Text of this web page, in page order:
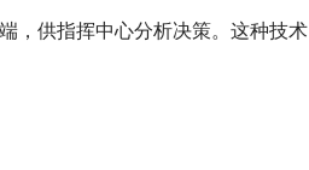
，供指挥中心分析决策。这种技术